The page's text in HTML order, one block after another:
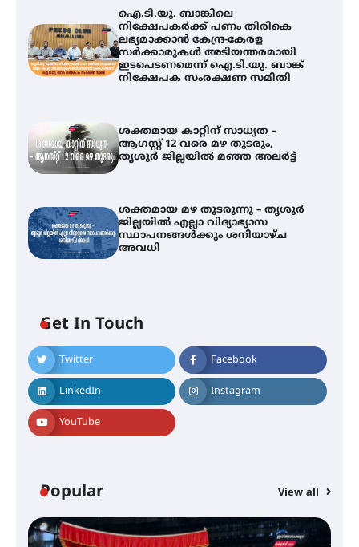
ഐ.ടി.യു. ബാങ്കിലെ
നിക്ഷേപകർക്ക് പണം തിരികെ
ലഭ്യമാക്കാൻ കേന്ദ്ര-കേരള
സർക്കാരുകൾ അടിയന്തരമായി
ഇടപെടണമെന്ന് ഐ.ടി.യു. ബാങ്ക്
നിക്ഷേപക സംരക്ഷണ സമിതി
ശക്തമായ കാറ്റിന് സാധ്യത –
ആഗസ്റ്റ് 12 വരെ മഴ തുടരും,
തൃശൂർ ജില്ലയിൽ മഞ്ഞ അലർട്ട്
ശക്തമായ മഴ തുടരുന്നു – തൃശൂർ
ജില്ലയിൽ എല്ലാ വിദ്യാഭ്യാസ
സ്ഥാപനങ്ങൾക്കും ശനിയാഴ്ച
അവധി
Get In Touch
Twitter Facebook
LinkedIn Instagram
YouTube
Popular View all
ഐ.ടി.യു. ബാങ്കിലെ
നിക്ഷേപകർക്ക് പണം തിരികെ
ലഭ്യമാക്കാൻ കേന്ദ്ര-കേരള
സർക്കാരുകൾ അടിയന്തരമായി
ഇടപെടണമെന്ന് ഐ.ടി.യു. ബാങ്ക്
നിക്ഷേപക സംരക്ഷണ സമിതി
ശക്തമായ കാറ്റിന് സാധ്യത –
ജില്ലയിൽ എല്ലാ വിദ്യാഭ്യാസ
സ്ഥാപനങ്ങൾക്കും ശനിയാഴ്ച